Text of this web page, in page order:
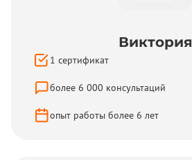
Виктория
1 сертификат
более 6 000 консультаций
опыт работы более 6 лет